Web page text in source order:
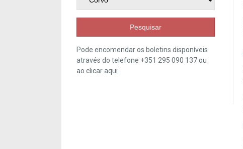
Pesquisar
Pode encomendar os boletins disponíveis
através do telefone +351 295 090 137 ou
ao clicaraqui